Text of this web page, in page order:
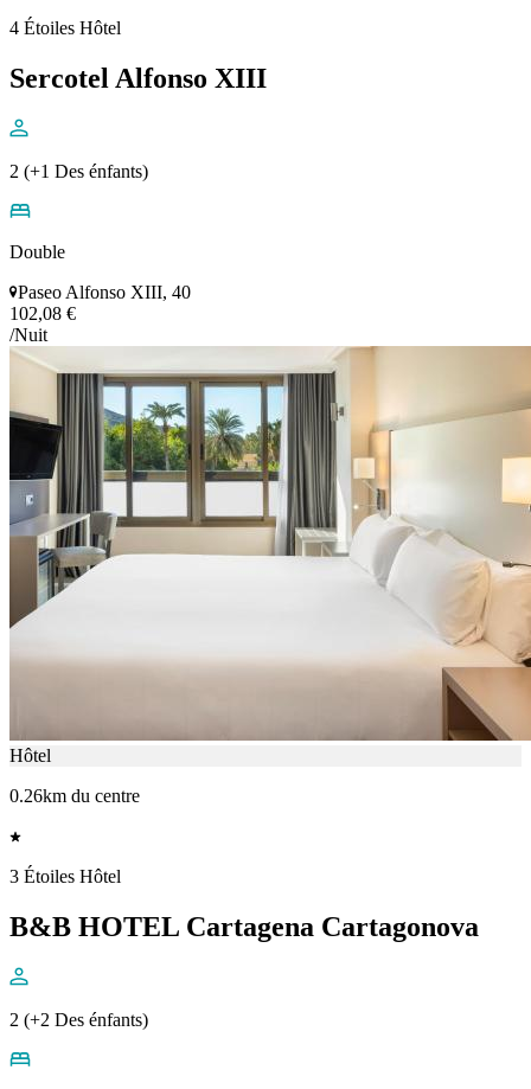
4 Étoiles Hôtel
Sercotel Alfonso XIII
2 (+1 Des énfants)
Double
Paseo Alfonso XIII, 40
102,08 €
/Nuit
Hôtel
0.26km du centre
3 Étoiles Hôtel
B&B HOTEL Cartagena Cartagonova
2 (+2 Des énfants)